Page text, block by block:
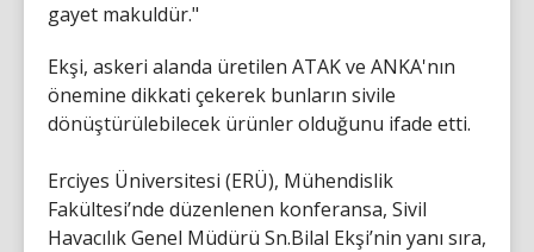
gayet makuldür."
Ekşi, askeri alanda üretilen ATAK ve ANKA'nın
önemine dikkati çekerek bunların sivile
dönüştürülebilecek ürünler olduğunu ifade etti.
Erciyes Üniversitesi (ERÜ), Mühendislik
Fakültesi’nde düzenlenen konferansa, Sivil
Havacılık Genel Müdürü Sn.Bilal Ekşi’nin yanı sıra,